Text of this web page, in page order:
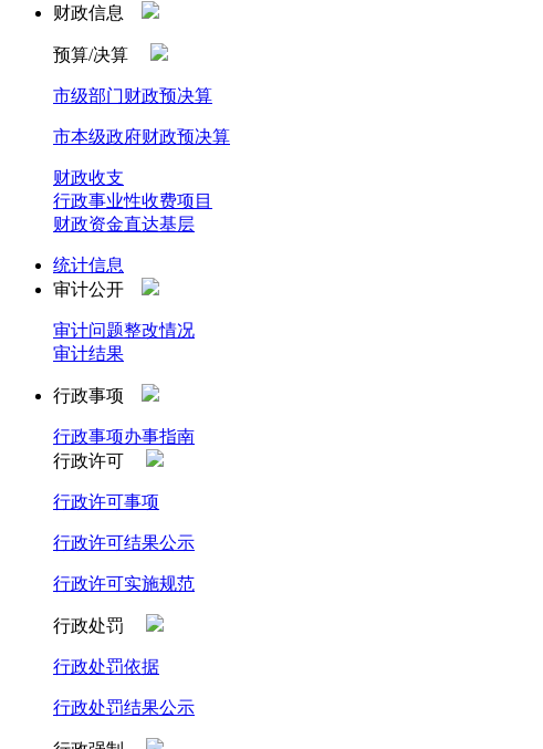
财政信息
预算/决算
市级部门财政预决算
市本级政府财政预决算
财政收支
行政事业性收费项目
财政资金直达基层
统计信息
审计公开
审计问题整改情况
审计结果
行政事项
行政事项办事指南
行政许可
行政许可事项
行政许可结果公示
行政许可实施规范
行政处罚
行政处罚依据
行政处罚结果公示